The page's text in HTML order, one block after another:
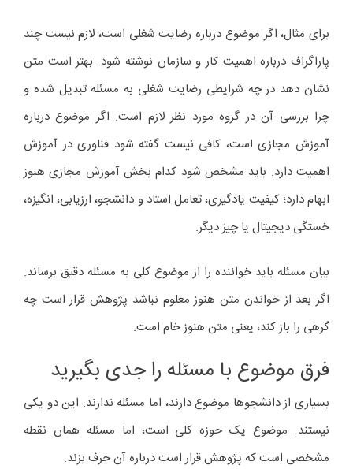
برای مثال، اگر موضوع درباره رضایت شغلی است، لازم نیست چند
پاراگراف درباره اهمیت کار و سازمان نوشته شود. بهتر است متن
نشان دهد در چه شرایطی رضایت شغلی به مسئله تبدیل شده و
چرا بررسی آن در گروه مورد نظر لازم است. اگر موضوع درباره
آموزش مجازی است، کافی نیست گفته شود فناوری در آموزش
اهمیت دارد. باید مشخص شود کدام بخش آموزش مجازی هنوز
ابهام دارد؛ کیفیت یادگیری، تعامل استاد و دانشجو، ارزیابی، انگیزه،
خستگی دیجیتال یا چیز دیگر.
بیان مسئله باید خواننده را از موضوع کلی به مسئله دقیق برساند.
اگر بعد از خواندن متن هنوز معلوم نباشد پژوهش قرار است چه
گرهی را باز کند، یعنی متن هنوز خام است.
فرق موضوع با مسئله را جدی بگیرید
بسیاری از دانشجوها موضوع دارند، اما مسئله ندارند. این دو یکی
نیستند. موضوع یک حوزه کلی است، اما مسئله همان نقطه
مشخصی است که پژوهش قرار است درباره آن حرف بزند.